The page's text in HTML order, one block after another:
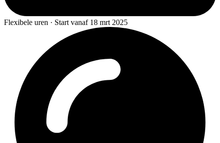
Flexibele uren · Start vanaf 18 mrt 2025